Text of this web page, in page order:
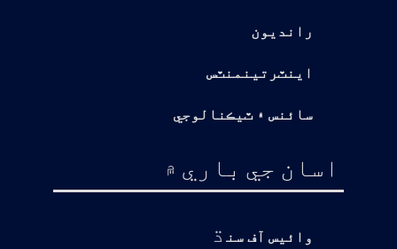
رانديون
اينٽرتينمنٽس
سائنس ۽ ٽيڪنالوجي
اسان جي باري ۾
وائيس آف سن ڌ